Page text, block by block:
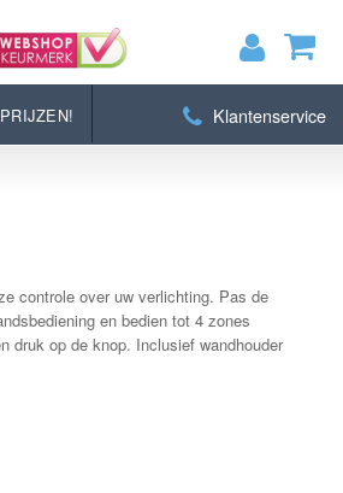
MIJN WINKELWAGEN
Klantenservice
Bestellen
controle over uw verlichting. Pas de
en bedien tot 4 zones
druk op de knop. Inclusief wandhouder